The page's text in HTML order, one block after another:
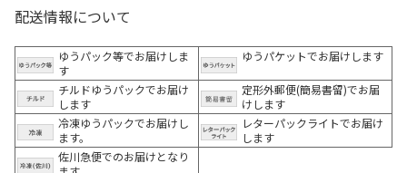
配送情報について
ゆうパック等でお届けしま
す
ゆうパケットでお届けします
チルドゆうパックでお届け
します
定形外郵便(簡易書留)でお届
けします
冷凍ゆうパックでお届けし
ます。
レターパックライトでお届け
します
佐川急便でのお届けとなり